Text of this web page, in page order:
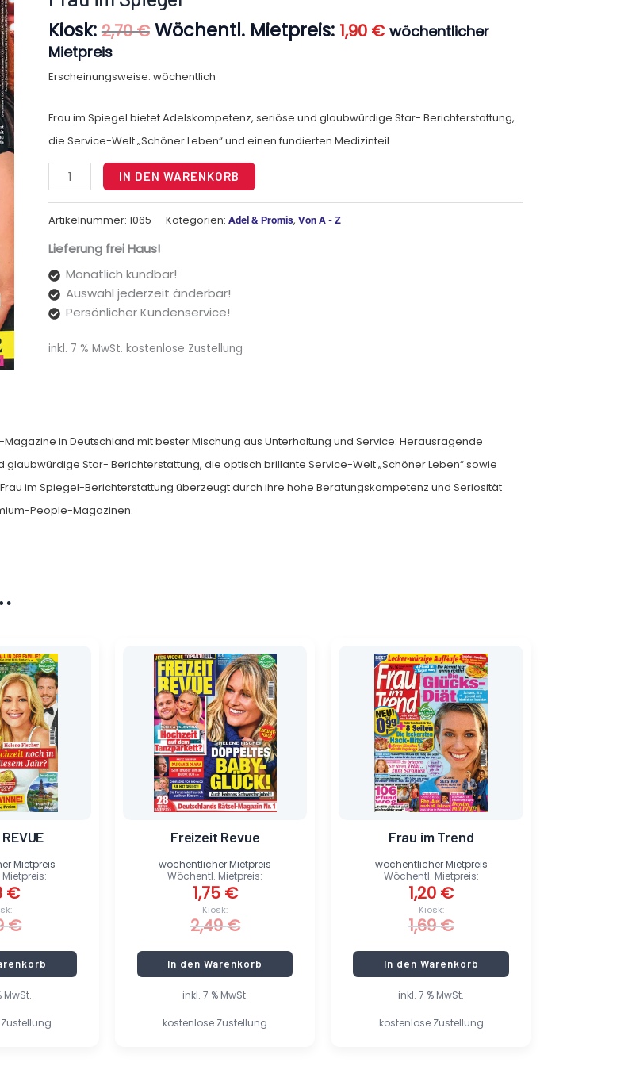
Kiosk: 2,70€ Wöchentl. Mietpreis: 1,90 € wöchentlicher
Mietpreis
Erscheinungsweise: wöchentlich
Frau im Spiegel bietet Adelskompetenz, seriöse und glaubwürdige Star- Berichterstattung,
die Service-Welt „Schöner Leben“ und einen fundierten Medizinteil.
IN DEN WARENKORB
Artikelnummer: 1065 Kategorien: Adel & Promis, Von A - Z
Lieferung frei Haus!
Monatlich kündbar!
Auswahl jederzeit änderbar!
Persönlicher Kundenservice!
inkl. 7 % MwSt. kostenlose Zustellung
in Deutschland mit bester Mischung aus Unterhaltung und Service: Herausragende
Star- Berichterstattung, die optisch brillante Service-Welt „Schöner Leben“ sowie
im Spiegel-Berichterstattung überzeugt durch ihre hohe Beratungskompetenz und Seriosität
People-Magazinen.
MwSt.
€
€
Mietpreis
inkl. 7 % MwSt.
kostenlose Zustellung
Freizeit Revue
Kiosk:
2,49€
Preis
war:
2,49 €
Wöchentl. Mietpreis:
1,75 €
Preis
1,75 €.
wöchentlicher Mietpreis
In den Warenkorb
inkl. 7 % MwSt.
kostenlose Zustellung
Frau im Trend
Kiosk:
1,69€
Preis
war:
1,69 €
Wöchentl. Mietpreis:
1,20 €
Preis
1,20 €.
wöchentlicher Mietpreis
In den Warenkorb